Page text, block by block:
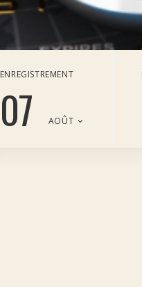
ENREGISTREMENT
07 AOÛT